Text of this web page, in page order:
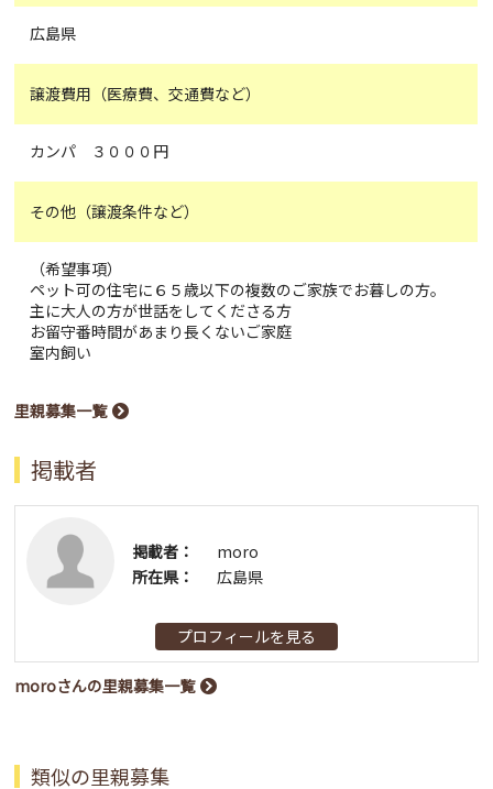
広島県
譲渡費用（医療費、交通費など）
カンパ ３０００円
その他（譲渡条件など）
（希望事項）
ペット可の住宅に６５歳以下の複数のご家族でお暮しの方。
主に大人の方が世話をしてくださる方
お留守番時間があまり長くないご家庭
室内飼い
里親募集一覧
掲載者
掲載者：
moro
所在県：
広島県
プロフィールを見る
moroさんの里親募集一覧
類似の里親募集